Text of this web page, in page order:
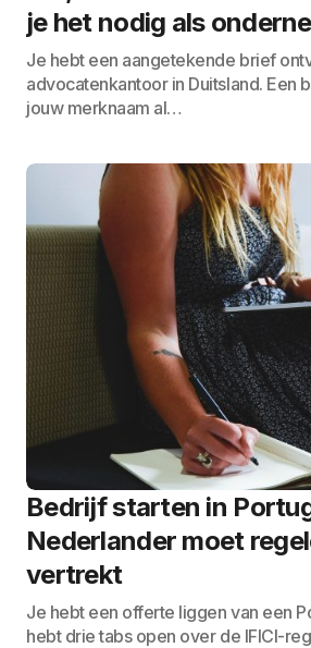
je het nodig als
Je hebt een aangetekende brief
advocatenkantoor in Duitsland. Een
jouw merknaam al…
Bedrijf starten in
Nederlander moet
vertrekt
Je hebt een offerte liggen van een
hebt drie tabs open over de IFICI-